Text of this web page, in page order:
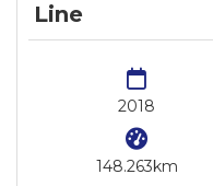
Line
2018
148.263km